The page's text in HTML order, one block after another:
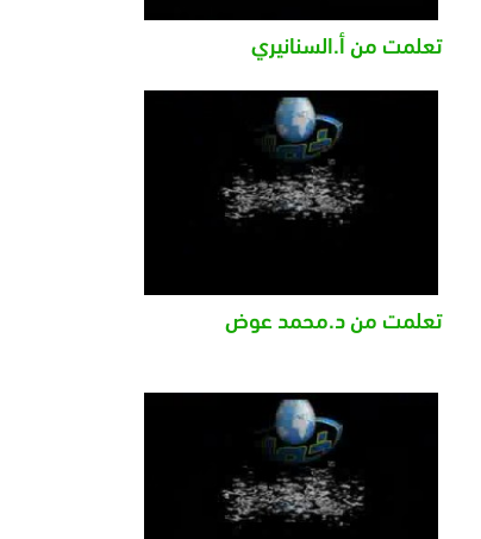
تعلمت من أ.السنانيري
تعلمت من د.محمد عوض